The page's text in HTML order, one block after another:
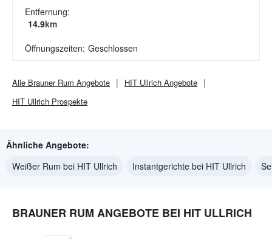
Entfernung:
14.9km
Öffnungszeiten: Geschlossen
Alle Brauner Rum Angebote HIT Ullrich Angebote
HIT Ullrich Prospekte
Ähnliche Angebote:
Weißer Rum bei HIT Ullrich
Instantgerichte bei HIT Ullrich
BRAUNER RUM ANGEBOTE BEI HIT ULLRICH